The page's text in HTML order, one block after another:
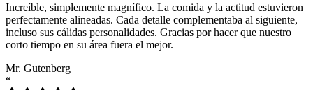
Increíble, simplemente magnífico. La comida y la actitud estuvieron
perfectamente alineadas. Cada detalle complementaba al siguiente,
incluso sus cálidas personalidades. Gracias por hacer que nuestro
corto tiempo en su área fuera el mejor.
Mr. Gutenberg
“